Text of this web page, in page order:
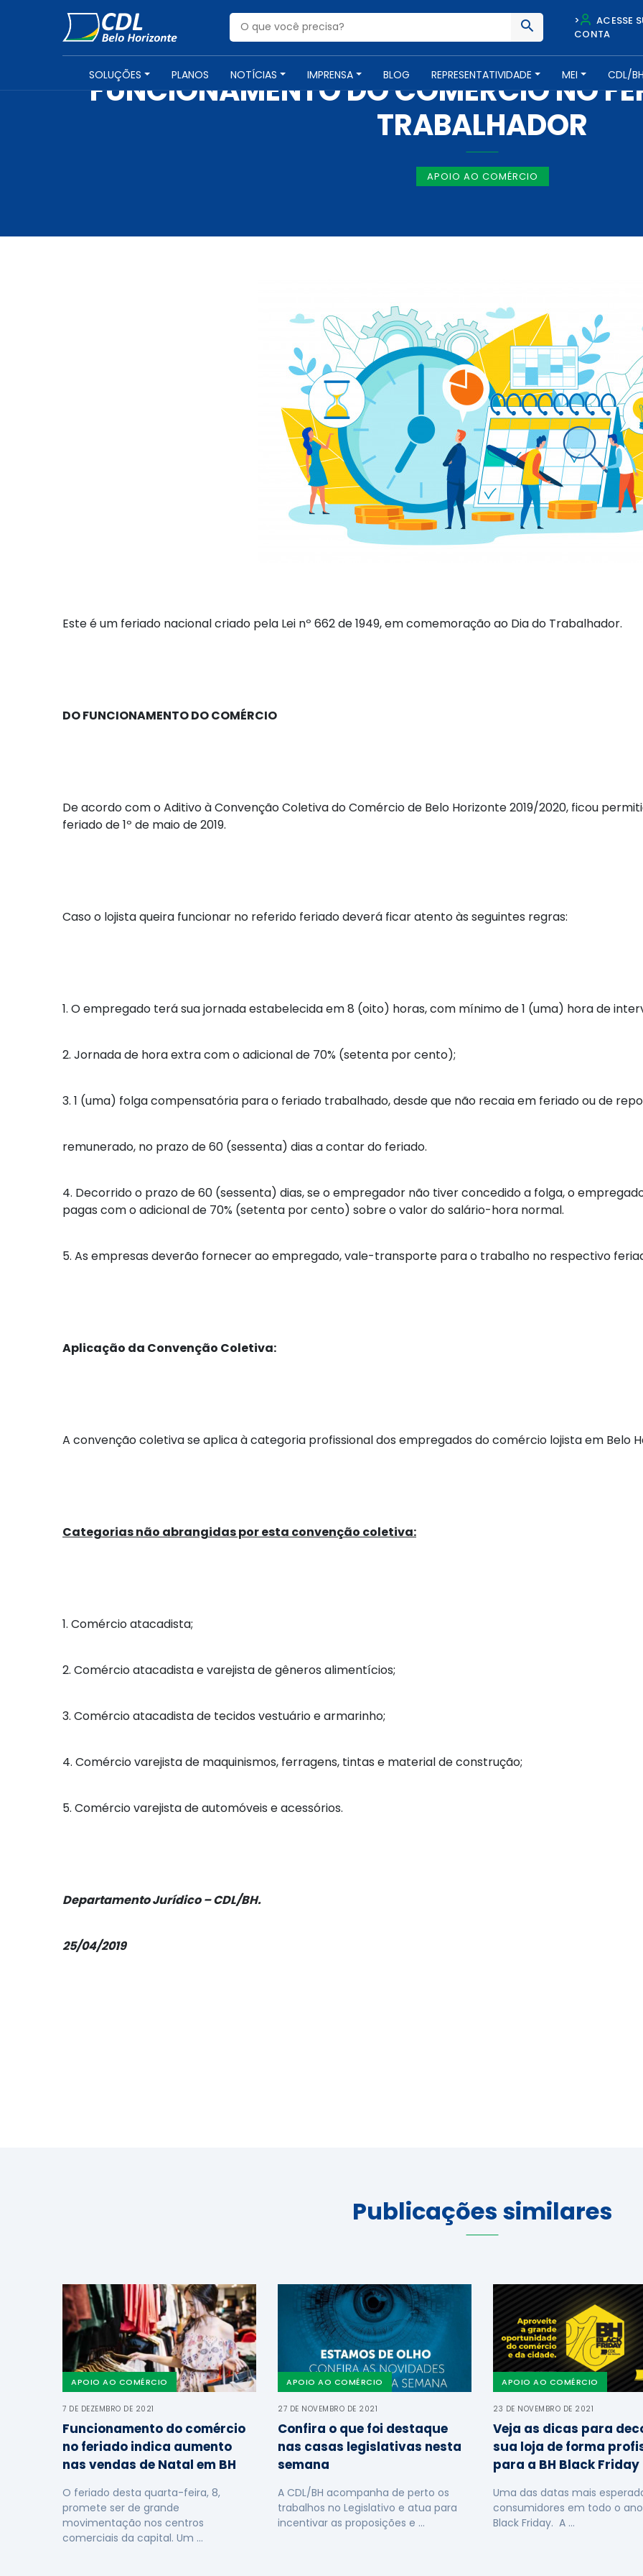
>
ACESSE
CONTA
SOLUÇÕES PLANOS NOTÍCIAS IMPRENSA BLOG REPRESENTATIVIDADE MEI CDL/BH
NOTÍCIAS -25 DE ABRIL DE 2019
FUNCIONAMENTO DO COMÉRCIO NO
TRABALHADOR
APOIO AO COMÉRCIO
Este é um feriado nacional criado pela Lei nº 662 de 1949, em comemoração ao Dia do Trabalhador.
DO FUNCIONAMENTO DO COMÉRCIO
De acordo com o Aditivo à Convenção Coletiva do Comércio de Belo Horizonte 2019/2020, ficou
feriado de 1º de maio de 2019.
Caso o lojista queira funcionar no referido feriado deverá ficar atento às seguintes regras:
1. O empregado terá sua jornada estabelecida em 8 (oito) horas, com mínimo de 1 (uma) hora de
2. Jornada de hora extra com o adicional de 70% (setenta por cento);
3. 1 (uma) folga compensatória para o feriado trabalhado, desde que não recaia em feriado ou de
remunerado, no prazo de 60 (sessenta) dias a contar do feriado.
4. Decorrido o prazo de 60 (sessenta) dias, se o empregador não tiver concedido a folga, o
pagas com o adicional de 70% (setenta por cento) sobre o valor do salário-hora normal.
5. As empresas deverão fornecer ao empregado, vale-transporte para o trabalho no respectivo
Aplicação da Convenção Coletiva:
A convenção coletiva se aplica à categoria profissional dos empregados do comércio lojista em Belo
Categorias não abrangidas por esta convenção coletiva:
1. Comércio atacadista;
2. Comércio atacadista e varejista de gêneros alimentícios;
3. Comércio atacadista de tecidos vestuário e armarinho;
4. Comércio varejista de maquinismos, ferragens, tintas e material de construção;
5. Comércio varejista de automóveis e acessórios.
Departamento Jurídico – CDL/BH.
25/04/2019
Publicações similares
APOIO AO COMÉRCIO
7 DE DEZEMBRO DE 2021
Funcionamento do comércio
no feriado indica aumento
nas vendas de Natal em BH
O feriado desta quarta-feira, 8,
promete ser de grande
movimentação nos centros
comerciais da capital. Um …
APOIO AO COMÉRCIO
27 DE NOVEMBRO DE 2021
Confira o que foi destaque
nas casas legislativas nesta
semana
A CDL/BH acompanha de perto os
trabalhos no Legislativo e atua para
incentivar as proposições e …
APOIO AO COMÉRCIO
23 DE NOVEMBRO DE 2021
Veja as dicas para
sua loja de forma
para a BH Black Friday
Uma das datas mais
consumidores em todo o
Black Friday. A …